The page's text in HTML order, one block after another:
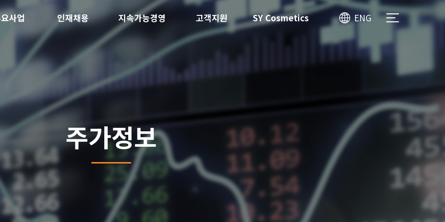
ENG
사업 인재채용 지속가능경영 고객지원 SY Cosmetics
주가정보